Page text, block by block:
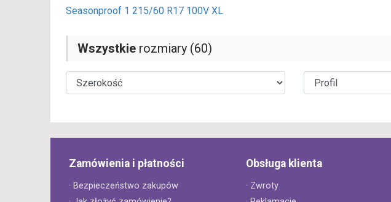
Seasonproof 1 215/60 R17 100V XL
Wszystkie rozmiary (60)
Zamówienia i płatności
· Bezpieczeństwo zakupów
Obsługa klienta
· Zwroty